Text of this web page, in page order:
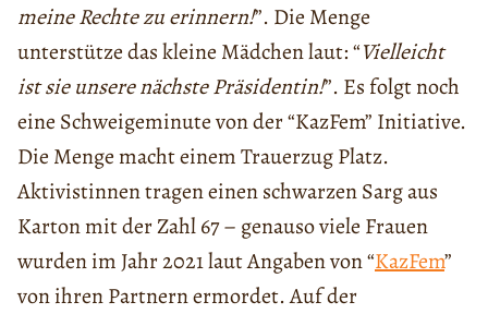
meine Rechte zu erinnern!”. Die Menge
unterstütze das kleine Mädchen laut: “Vielleicht
ist sie unsere nächste Präsidentin!”. Es folgt noch
eine Schweigeminute von der “KazFem” Initiative.
Die Menge macht einem Trauerzug Platz.
Aktivistinnen tragen einen schwarzen Sarg aus
Karton mit der Zahl 67 – genauso viele Frauen
wurden im Jahr 2021 laut Angaben von “KazFem”
von ihren Partnern ermordet. Auf der